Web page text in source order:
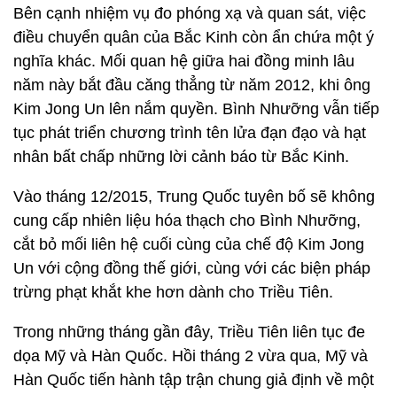
Bên cạnh nhiệm vụ đo phóng xạ và quan sát, việc
điều chuyển quân của Bắc Kinh còn ẩn chứa một ý
nghĩa khác. Mối quan hệ giữa hai đồng minh lâu
năm này bắt đầu căng thẳng từ năm 2012, khi ông
Kim Jong Un lên nắm quyền. Bình Nhưỡng vẫn tiếp
tục phát triển chương trình tên lửa đạn đạo và hạt
nhân bất chấp những lời cảnh báo từ Bắc Kinh.
Vào tháng 12/2015, Trung Quốc tuyên bố sẽ không
cung cấp nhiên liệu hóa thạch cho Bình Nhưỡng,
cắt bỏ mối liên hệ cuối cùng của chế độ Kim Jong
Un với cộng đồng thế giới, cùng với các biện pháp
trừng phạt khắt khe hơn dành cho Triều Tiên.
Trong những tháng gần đây, Triều Tiên liên tục đe
dọa Mỹ và Hàn Quốc. Hồi tháng 2 vừa qua, Mỹ và
Hàn Quốc tiến hành tập trận chung giả định về một